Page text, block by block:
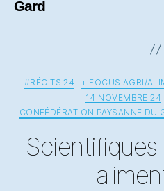
Gard
#RÉCITS 24 + FOCUS AGRI/
14 NOVEMBRE 24
CONFÉDÉRATION PAYSANNE DU